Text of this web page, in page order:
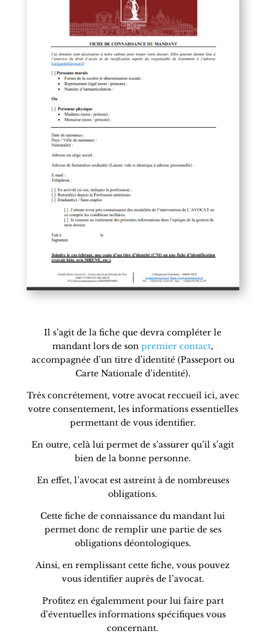
Il s’agit de la fiche que devra compléter le
mandant lors de sonpremier contact,
accompagnée d’un titre d’identité (Passeport ou
Carte Nationale d’identité).
Très concrétement, votre avocat reccueil ici, avec
votre consentement, les informations essentielles
permettant de vous identifier.
En outre, celà lui permet de s’assurer qu’il s’agit
bien de la bonne personne.
En effet, l’avocat est astreint à de nombreuses
obligations.
Cette fiche de connaissance du mandant lui
permet donc de remplir une partie de ses
obligations déontologiques.
Ainsi, en remplissant cette fiche, vous pouvez
vous identifier auprès de l’avocat.
Profitez en égalemment pour lui faire part
d’éventuelles informations spécifiques vous
concernant.